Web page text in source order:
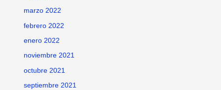
marzo 2022
febrero 2022
enero 2022
noviembre 2021
octubre 2021
septiembre 2021